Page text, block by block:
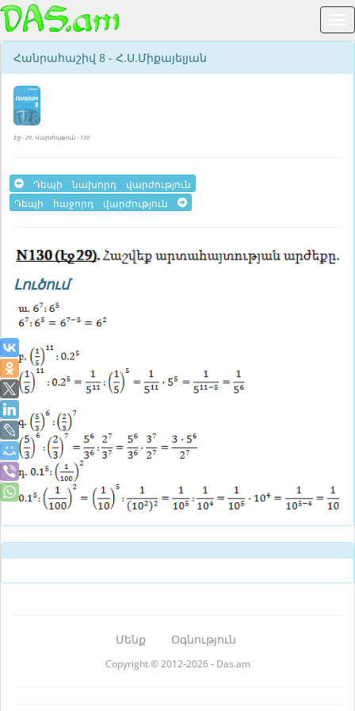
Հանրահաշիվ 8 - Հ.Ս.Միքայելյան
Էջ - 29, Վարժություն - 130
Դեպի նախորդ վարժություն
Դեպի հաջորդ վարժություն
Լուծում
Մենք Օգնություն
Copyright © 2012-2026 - Das.am